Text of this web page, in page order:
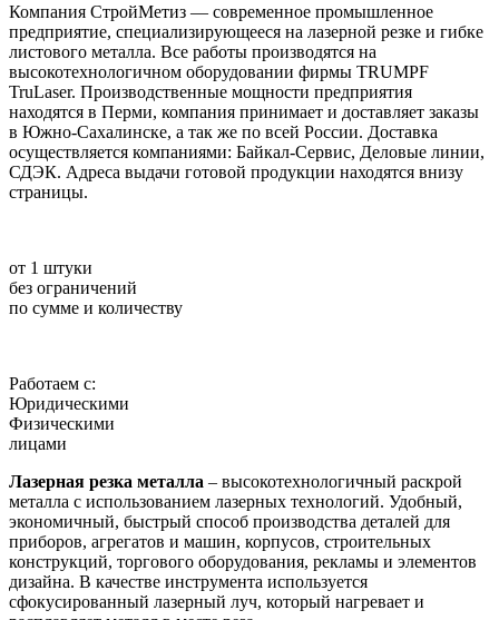
Компания СтройМетиз — современное промышленное
предприятие, специализирующееся на лазерной резке и гибке
листового металла. Все работы производятся на
высокотехнологичном оборудовании фирмы TRUMPF
TruLaser. Производственные мощности предприятия
находятся в Перми, компания принимает и доставляет заказы
в Южно-Сахалинске, а так же по всей России. Доставка
осуществляется компаниями: Байкал-Сервис, Деловые линии,
СДЭК. Адреса выдачи готовой продукции находятся внизу
страницы.
от 1 штуки
без ограничений
по сумме и количеству
Работаем с:
Юридическими
Физическими
лицами
Лазерная резка металла – высокотехнологичный раскрой
металла с использованием лазерных технологий. Удобный,
экономичный, быстрый способ производства деталей для
приборов, агрегатов и машин, корпусов, строительных
конструкций, торгового оборудования, рекламы и элементов
дизайна. В качестве инструмента используется
сфокусированный лазерный луч, который нагревает и